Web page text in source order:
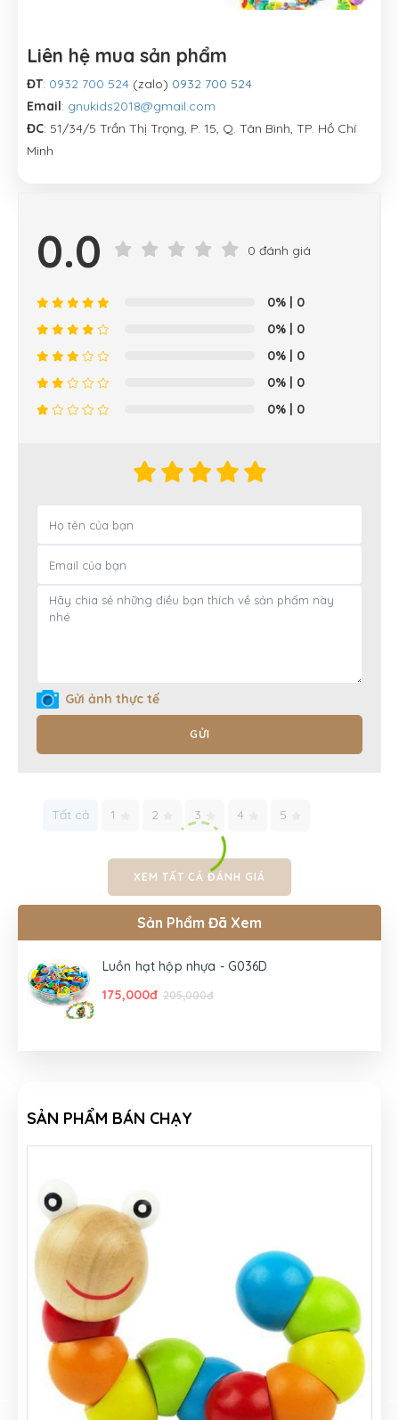
Liên hệ mua sản phẩm
ĐT: 0932 700 524 (zalo) 0932 700 524
Email: gnukids2018@gmail.com
ĐC: 51/34/5 Trần Thị Trọng, P. 15, Q. Tân Bình, TP. Hồ Chí
Minh
0.0 0 đánh giá
0% | 0
0% | 0
0% | 0
0% | 0
0% | 0
Gửi ảnh thực tế
GỬI
Tất cả 1 2 3 4 5
XEM TẤT CẢ ĐÁNH GIÁ
Sản Phẩm Đã Xem
Luồn hạt hộp nhựa - G036D
175,000đ 205,000đ
SẢN PHẨM BÁN CHẠY